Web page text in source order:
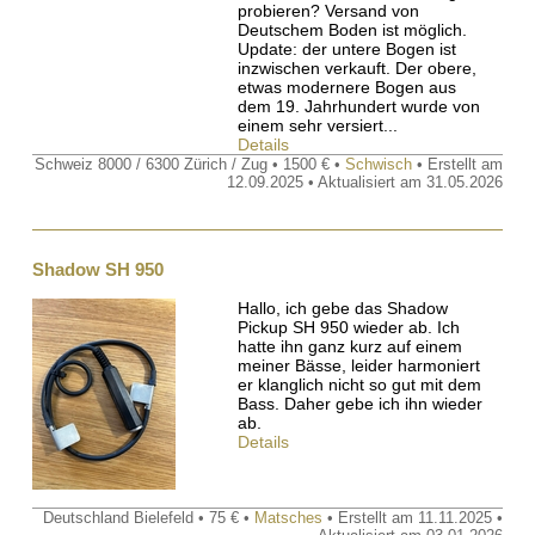
probieren? Versand von
Deutschem Boden ist möglich.
Update: der untere Bogen ist
inzwischen verkauft. Der obere,
etwas modernere Bogen aus
dem 19. Jahrhundert wurde von
einem sehr versiert...
Details
Schweiz 8000 / 6300 Zürich / Zug • 1500 € • Schwisch • Erstellt am
12.09.2025 • Aktualisiert am 31.05.2026
Shadow SH 950
Hallo, ich gebe das Shadow
Pickup SH 950 wieder ab. Ich
hatte ihn ganz kurz auf einem
meiner Bässe, leider harmoniert
er klanglich nicht so gut mit dem
Bass. Daher gebe ich ihn wieder
ab.
Details
Deutschland Bielefeld • 75 € • Matsches • Erstellt am 11.11.2025 •